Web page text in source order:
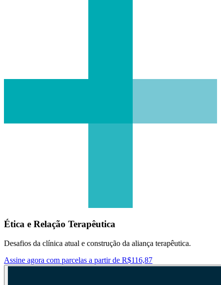
Ética e Relação Terapêutica
Desafios da clínica atual e construção da aliança terapêutica.
Assine agora com parcelas a partir de R$116,87